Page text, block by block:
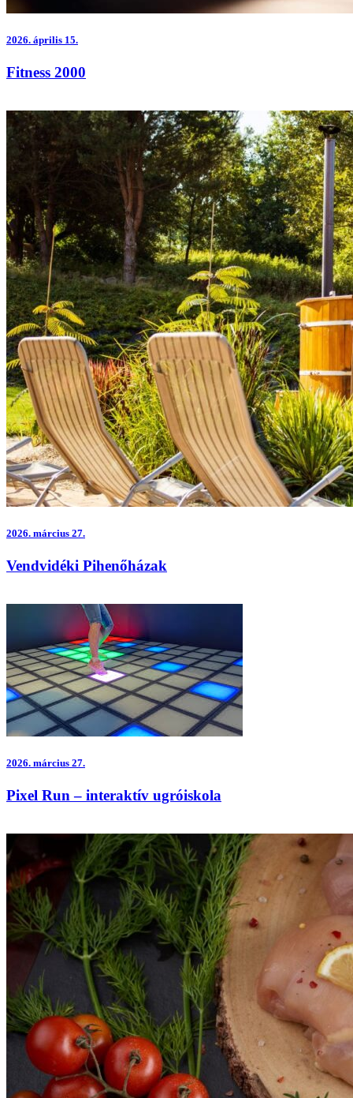
2026. április 15.
Fitness 2000
2026. március 27.
Vendvidéki Pihenőházak
2026. március 27.
Pixel Run – interaktív ugróiskola